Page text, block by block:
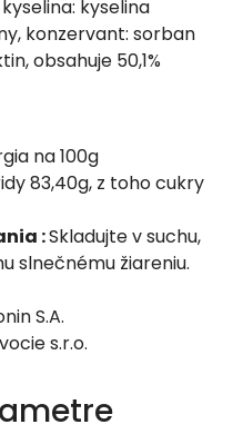
kyselina
konzervant: sorban
obsahuje 50,1%
na 100g
83,40g, z toho cukry
:Skladujte v suchu,
slnečnému žiareniu.
S.A.
s.r.o.